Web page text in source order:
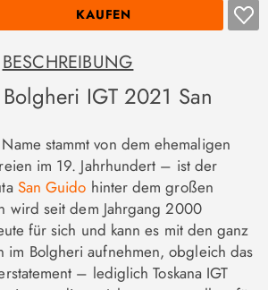
KAUFEN
BESCHREIBUNG
IGT 2021 San
stammt von dem ehemaligen
im 19. Jahrhundert – ist der
San Guido hinter dem großen
wird seit dem Jahrgang 2000
für sich und kann es mit den ganz
im Bolgheri aufnehmen, obgleich das
– lediglich Toskana IGT